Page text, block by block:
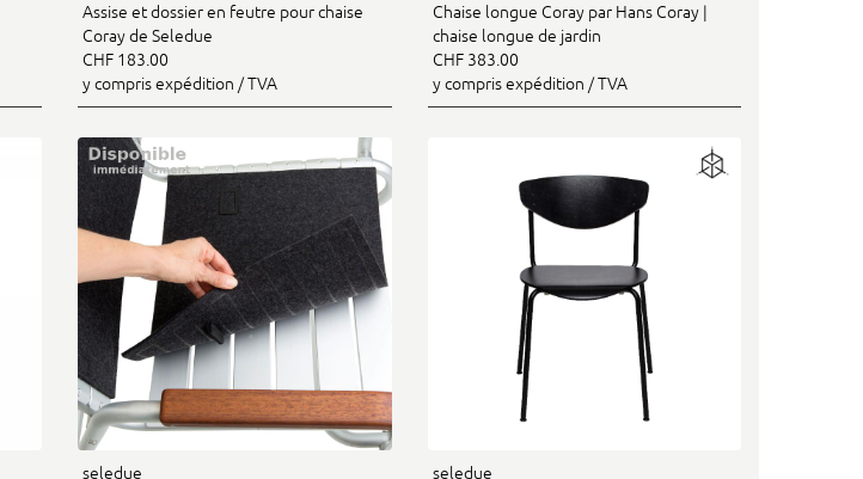
Assise et dossier en feutre pour chaise
Coray de Seledue
CHF 183.00
y compris expédition / TVA
Chaise longue Coray par Hans Coray |
chaise longue de jardin
CHF 383.00
y compris expédition / TVA
seledue
seledue